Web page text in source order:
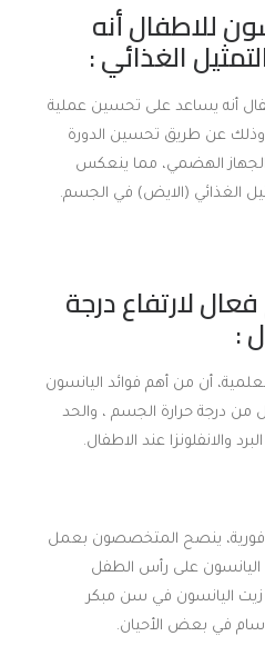
للاطفال أنه
الغذائي :
أنه يساعد على تحسين عملية
وذلك عن طريق تحسين الدورة
الجهاز الهضمي، مما ينعكس
الغذائي (الايض) في الجسم.
فعال لارتفاع درجة
:
أن من أهم فوائد اليانسون
من درجة حرارة الجسم ، والحد
والانفلونزا عند الاطفال.
ينصح المتخصصون بعمل
اليانسون على رأس الطفل
اليانسون في سن مبكر
في بعض الأحيان.